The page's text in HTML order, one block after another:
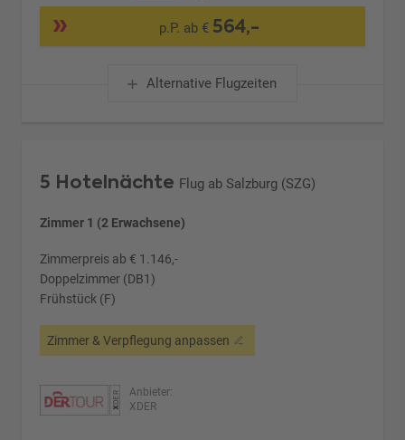
p.P. ab € 564,-
Alternative Flugzeiten
5 Hotelnächte Flug ab Salzburg (SZG)
Zimmer 1 (2 Erwachsene)
Zimmerpreis ab € 1.146,-
Doppelzimmer (DB1)
Frühstück (F)
Zimmer & Verpflegung anpassen
Anbieter:
XDER